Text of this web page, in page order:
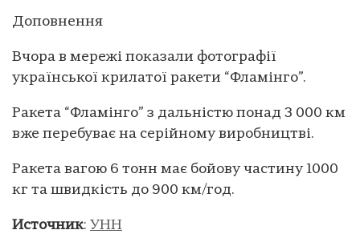
Доповнення
Вчора в мережі показали фотографії
української крилатої ракети “Фламінго”.
Ракета “Фламінго” з дальністю понад 3 000 км
вже перебуває на серійному виробництві.
Ракета вагою 6 тонн має бойову частину 1000
кг та швидкість до 900 км/год.
Источник: УНН